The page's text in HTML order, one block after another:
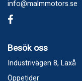
info@malmmotors.se
Besök oss
Industrivägen 8, Laxå
Öppetider